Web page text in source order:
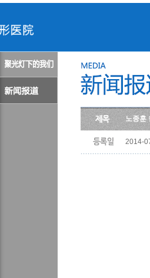
노종훈
2014-